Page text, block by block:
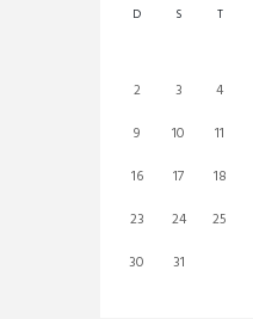
D S T
2
3 4
9
10 11
16
17 18
23
24 25
30
31